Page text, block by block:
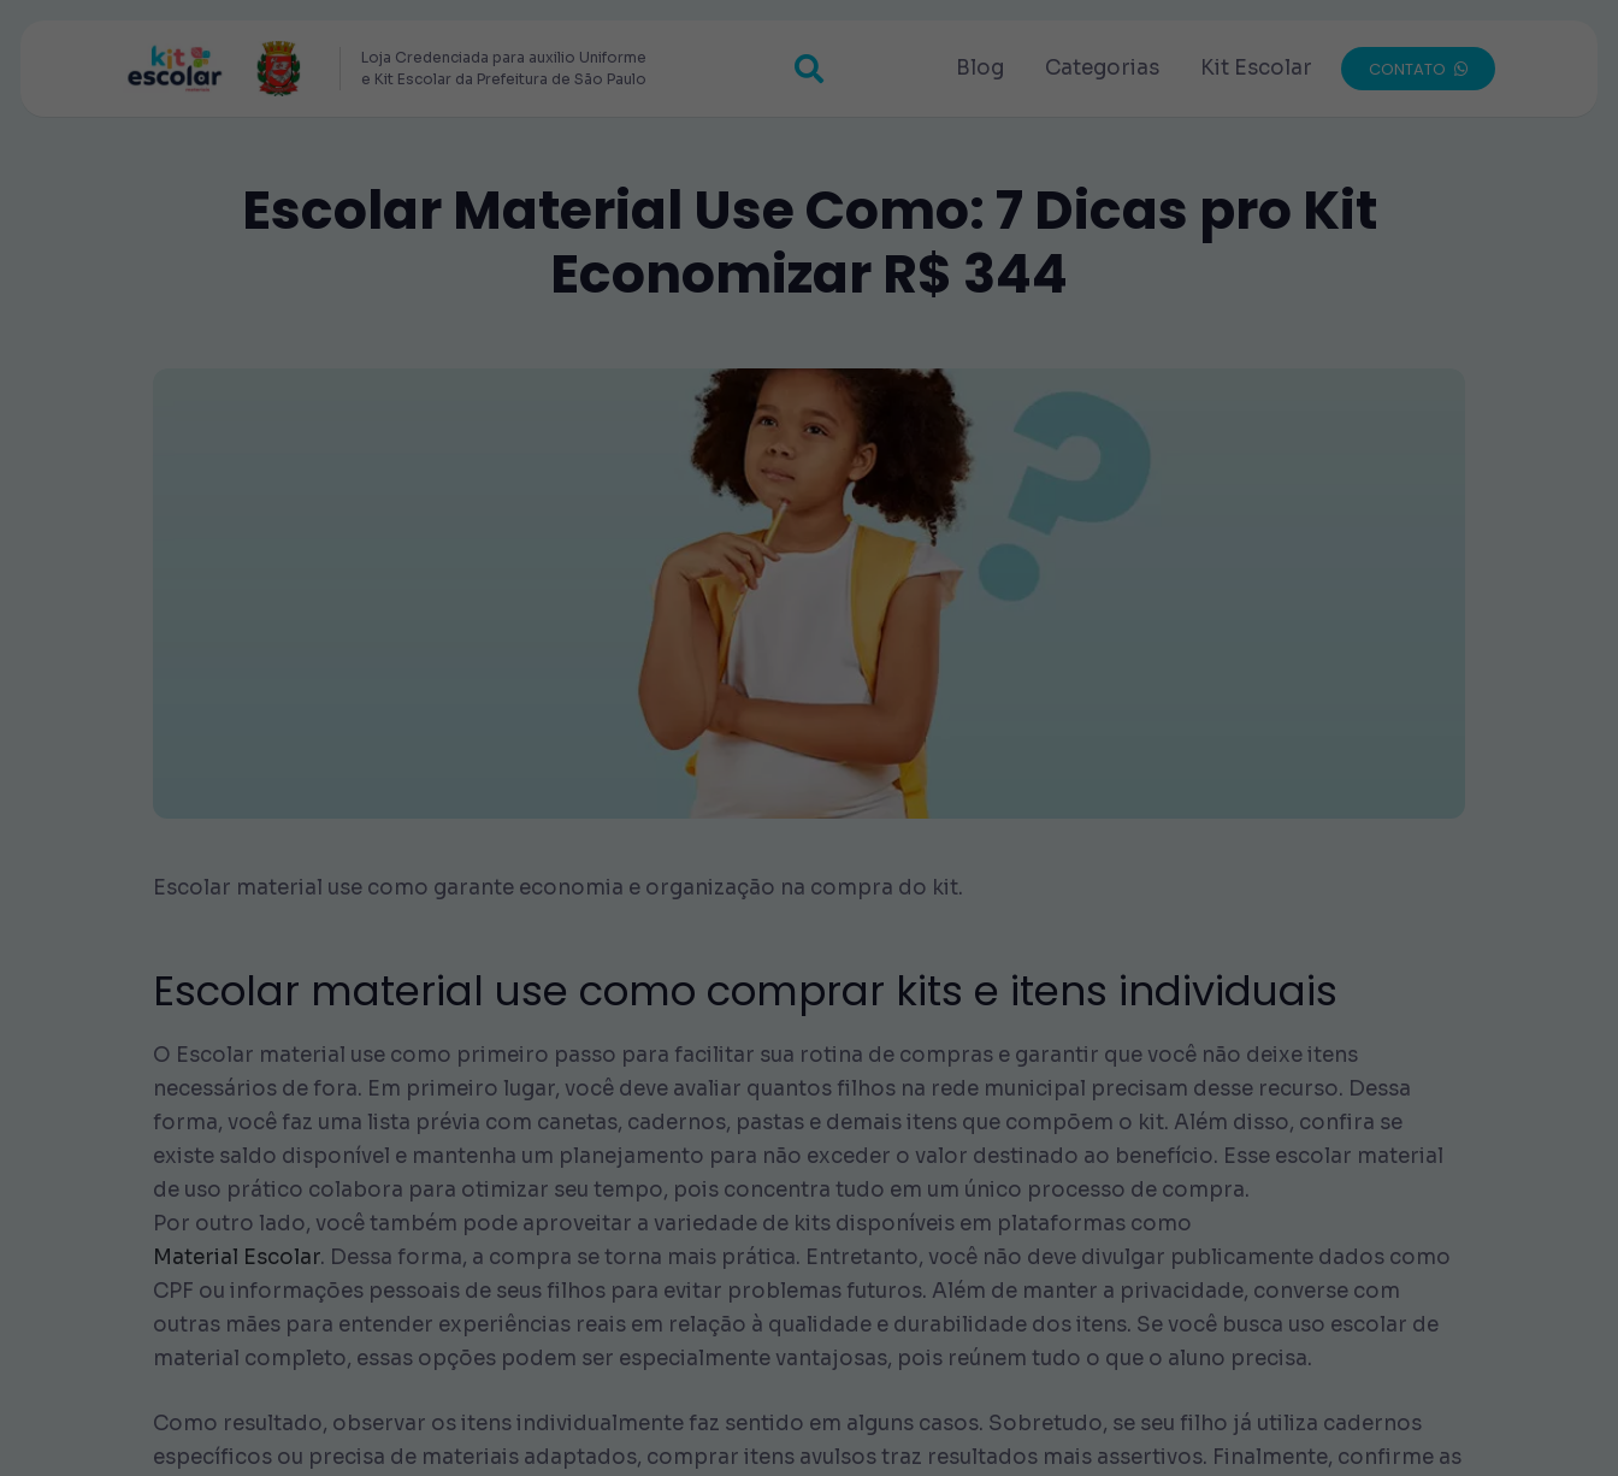
Loja Credenciada para auxilio Uniforme
e Kit Escolar da Prefeitura de São Paulo
Blog Categorias Kit Escolar CONTATO
Escolar Material Use Como: 7 Dicas pro Kit
Economizar R$ 344
Escolar material use como garante economia e organização na compra do kit.
Escolar material use como comprar kits e itens individuais
O Escolar material use como primeiro passo para facilitar sua rotina de compras e garantir que você não deixe itens
necessários de fora. Em primeiro lugar, você deve avaliar quantos filhos na rede municipal precisam desse recurso. Dessa
forma, você faz uma lista prévia com canetas, cadernos, pastas e demais itens que compõem o kit. Além disso, confira se
existe saldo disponível e mantenha um planejamento para não exceder o valor destinado ao benefício. Esse escolar material
de uso prático colabora para otimizar seu tempo, pois concentra tudo em um único processo de compra.
Por outro lado, você também pode aproveitar a variedade de kits disponíveis em plataformas como
Material Escolar. Dessa forma, a compra se torna mais prática. Entretanto, você não deve divulgar publicamente dados como
CPF ou informações pessoais de seus filhos para evitar problemas futuros. Além de manter a privacidade, converse com
outras mães para entender experiências reais em relação à qualidade e durabilidade dos itens. Se você busca uso escolar de
material completo, essas opções podem ser especialmente vantajosas, pois reúnem tudo o que o aluno precisa.
Como resultado, observar os itens individualmente faz sentido em alguns casos. Sobretudo, se seu filho já utiliza cadernos
específicos ou precisa de materiais adaptados, comprar itens avulsos traz resultados mais assertivos. Finalmente, confirme as